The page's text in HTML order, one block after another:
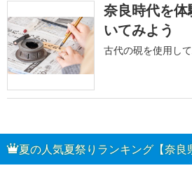
奈良時代を
いてみよう
古代の硯を使用し
夏の人気夏祭りランキング【奈良